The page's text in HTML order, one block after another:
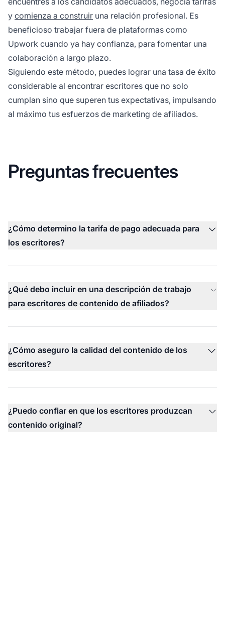
y comienza a construir una relación profesional. Es
beneficioso trabajar fuera de plataformas como
Upwork cuando ya hay confianza, para fomentar una
colaboración a largo plazo.
Siguiendo este método, puedes lograr una tasa de éxito
considerable al encontrar escritores que no solo
cumplan sino que superen tus expectativas, impulsando
al máximo tus esfuerzos de marketing de afiliados.
Preguntas frecuentes
¿Cómo determino la tarifa de pago adecuada para
los escritores?
¿Qué debo incluir en una descripción de trabajo
para escritores de contenido de afiliados?
¿Cómo aseguro la calidad del contenido de los
escritores?
¿Puedo confiar en que los escritores produzcan
contenido original?